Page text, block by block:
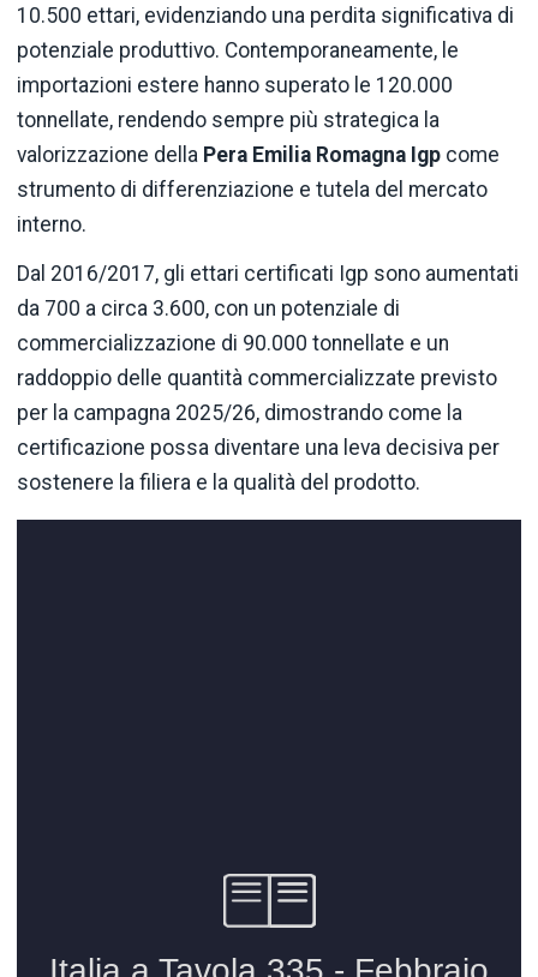
10.500 ettari, evidenziando una perdita significativa di
potenziale produttivo. Contemporaneamente, le
importazioni estere hanno superato le 120.000
tonnellate, rendendo sempre più strategica la
valorizzazione della Pera Emilia Romagna Igp come
strumento di differenziazione e tutela del mercato
interno.
Dal 2016/2017, gli ettari certificati Igp sono aumentati
da 700 a circa 3.600, con un potenziale di
commercializzazione di 90.000 tonnellate e un
raddoppio delle quantità commercializzate previsto
per la campagna 2025/26, dimostrando come la
certificazione possa diventare una leva decisiva per
sostenere la filiera e la qualità del prodotto.